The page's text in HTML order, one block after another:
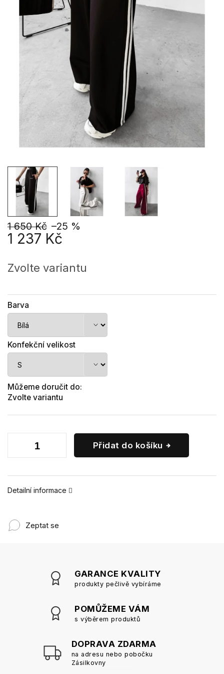
1 650 Kč –25 %
1 237 Kč
cena:
Zvolte variantu
Barva
Konfekční velikost
Můžeme doručit do:
Zvolte variantu
Přidat do košíku
Detailní informace
Zeptat se
GARANCE KVALITY
produkty pečlivě vybíráme
POMŮŽEME VÁM
s výběrem produktů
DOPRAVA ZDARMA
na adresu nebo pobočku
Zásilkovny